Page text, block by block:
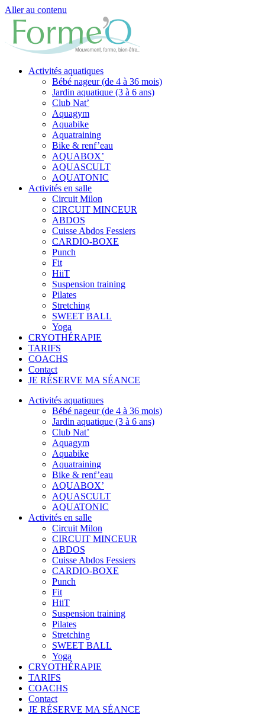
Aller au contenu
Activités aquatiques
Bébé nageur (de 4 à 36 mois)
Jardin aquatique (3 à 6 ans)
Club Nat’
Aquagym
Aquabike
Aquatraining
Bike & renf’eau
AQUABOX’
AQUASCULT
AQUATONIC
Activités en salle
Circuit Milon
CIRCUIT MINCEUR
ABDOS
Cuisse Abdos Fessiers
CARDIO-BOXE
Punch
Fit
HiiT
Suspension training
Pilates
Stretching
SWEET BALL
Yoga
CRYOTHÉRAPIE
TARIFS
COACHS
Contact
JE RÉSERVE MA SÉANCE
Activités aquatiques
Bébé nageur (de 4 à 36 mois)
Jardin aquatique (3 à 6 ans)
Club Nat’
Aquagym
Aquabike
Aquatraining
Bike & renf’eau
AQUABOX’
AQUASCULT
AQUATONIC
Activités en salle
Circuit Milon
CIRCUIT MINCEUR
ABDOS
Cuisse Abdos Fessiers
CARDIO-BOXE
Punch
Fit
HiiT
Suspension training
Pilates
Stretching
SWEET BALL
Yoga
CRYOTHÉRAPIE
TARIFS
COACHS
Contact
JE RÉSERVE MA SÉANCE